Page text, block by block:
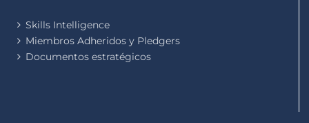
Skills Intelligence
Miembros Adheridos y Pledgers
Documentos estratégicos